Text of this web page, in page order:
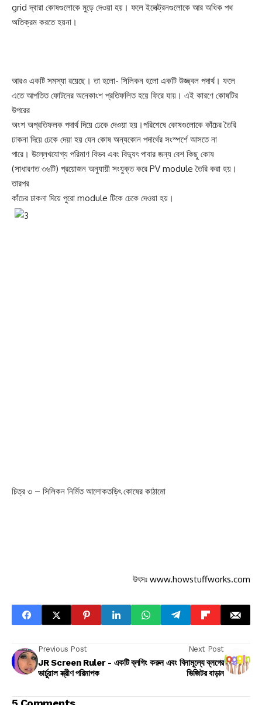
grid দ্বারা কোষগুলোকে মুড়ে দেওয়া হয়। ফলে ইলেক্ট্রনগুলোকে আর অধিক পথ
অতিক্রম করতে হয়না।
আরও একটি সমস্যা রয়েছে। তা হলো- সিলিকন হলো একটি উজ্জ্বল পদার্থ। ফলে
এতে আপতিত ফোটনের অনেকাংশ প্রতিফলিত হয়ে ফিরে যায়। এই কারণে কোষটির
উপরের
অংশ অপ্রতিফলক পদার্থ দিয়ে ঢেকে দেওয়া হয়।পরিশেষে কোষগুলোকে কাঁচের তৈরি
ঢাকনা দিয়ে ঢেকে দেয়া হয় যেন কোষ অন্যকোন পদার্থের সংস্পর্শে আসতে না
পারে। উল্লেখযোগ্য পরিমাণ বিভব এবং বিদ্যুৎ পাবার জন্য বেশ কিছু কোষ
(সাধারণত ৩৬টি) প্রয়োজন অনুযায়ী সংযুক্ত করে PV module তৈরি করা হয়।
তারপর
কাঁচের ঢাকনা দিয়ে পুরো module টিকে ঢেকে দেওয়া হয়।
চিত্র ৩ – সিলিকন নির্মিত আলোকতড়িৎ কোষের কাঠামো
উৎসঃ www.howstuffworks.com
Previous Post
JR Screen Ruler - একটি
ভার্চুয়াল স্ক্রীণ পরিমাপক
Next Post
ব্লগিং করুন এবং বিনামূল্যে ব্লগের
ভিজিটর বাড়ান